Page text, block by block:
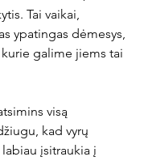
Tai vaikai,
ypatingas dėmesys,
galime jiems tai
visą
kad vyrų
įsitraukia į